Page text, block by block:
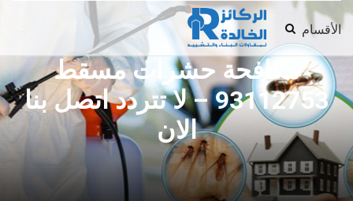
الأقسام
مكافحة حشرات مسقط
93112753 – لا تتردد اتصل بنا
الان